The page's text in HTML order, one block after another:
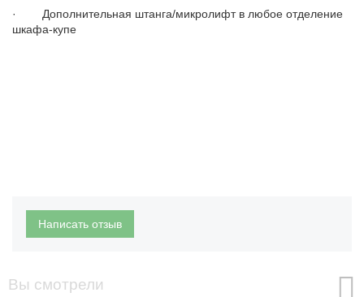
· Дополнительная штанга/микролифт в любое отделение
шкафа-купе
Написать отзыв
Вы смотрели